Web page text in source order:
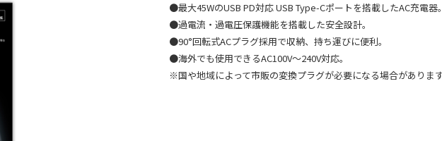
●最大45WのUSB PD対応 USB Type-Cポートを搭載したAC充電器。
●過電流・過電圧保護機能を搭載した安全設計。
●90°回転式ACプラグ採用で収納、持ち運びに便利。
●海外でも使用できるAC100V〜240V対応。
※国や地域によって市販の変換プラグが必要になる場合があります